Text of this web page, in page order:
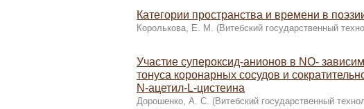
Категории пространства и времени в
Королькова, Е. М. (Витебский государственный
Участие супероксид-анионов в NO-
тонуса коронарных сосудов и
N-ацетил-L-цистеина
Дорошенко, А. С. (Витебский государственный